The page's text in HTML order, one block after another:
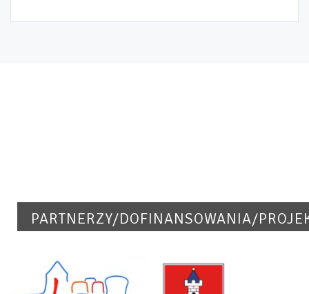
PARTNERZY/DOFINANSOWANIA/